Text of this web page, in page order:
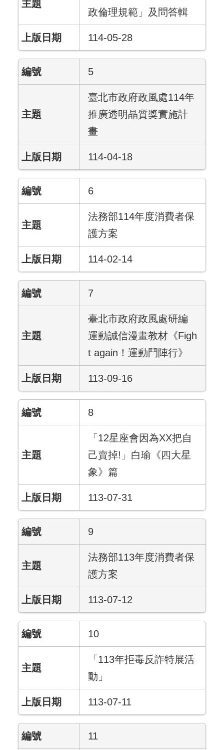
政倫理規範」及問答輯
114-05-28
5
臺北市政府政風處114年
推廣透明晶質獎實施計
畫
114-04-18
6
法務部114年度消費者保
護方案
114-02-14
7
臺北市政府政風處研編
運動誠信漫畫教材《Figh
t again！運動鬥陣行》
113-09-16
8
「12星座會因為XX把自
己賣掉!」白瑜《四大星
象》篇
113-07-31
9
法務部113年度消費者保
護方案
113-07-12
10
「113年拒毒反詐特展活
動」
113-07-11
11